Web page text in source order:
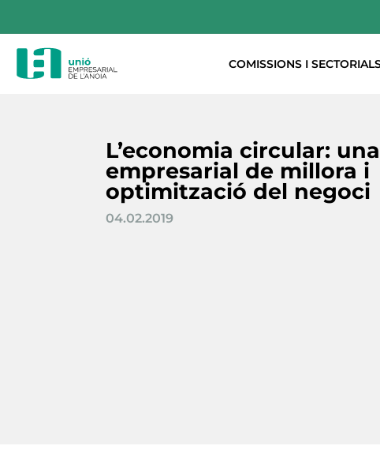
COMISSIONS I
L’economia circular:
empresarial de millora i
optimització del negoci
04.02.2019